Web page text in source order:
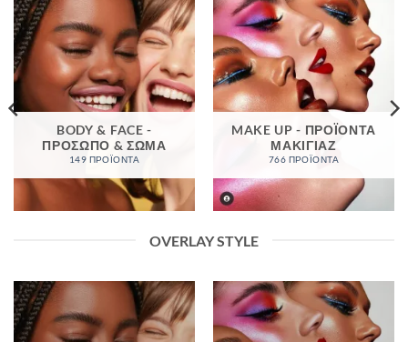
BODY & FACE -
ΠΡΌΣΩΠΟ & ΣΏΜΑ
149 ΠΡΟΪΌΝΤΑ
MAKE UP - ΠΡΟΪΌΝΤΑ
ΜΑΚΙΓΙΆΖ
766 ΠΡΟΪΌΝΤΑ
OVERLAY STYLE